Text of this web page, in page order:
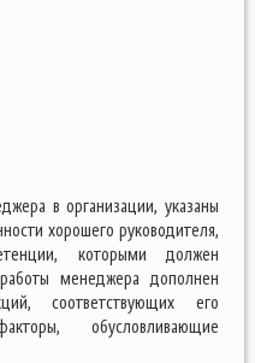
в организации, указаны
хорошего руководителя,
которыми должен
менеджера дополнен
соответствующих его
обусловливающие